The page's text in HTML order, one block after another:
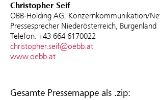
Christopher Seif
ÖBB-Holding AG, Konzernkommunikation/
Pressesprecher Niederösterreich, Burgenland
Telefon: +43 664 6170022
christopher.seif@oebb.at
www.oebb.at
Gesamte Pressemappe als .zip: